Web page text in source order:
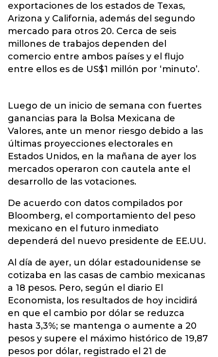
exportaciones de los estados de Texas,
Arizona y California, además del segundo
mercado para otros 20. Cerca de seis
millones de trabajos dependen del
comercio entre ambos países y el flujo
entre ellos es de US$1 millón por ‘minuto’.
Luego de un inicio de semana con fuertes
ganancias para la Bolsa Mexicana de
Valores, ante un menor riesgo debido a las
últimas proyecciones electorales en
Estados Unidos, en la mañana de ayer los
mercados operaron con cautela ante el
desarrollo de las votaciones.
De acuerdo con datos compilados por
Bloomberg, el comportamiento del peso
mexicano en el futuro inmediato
dependerá del nuevo presidente de EE.UU.
Al día de ayer, un dólar estadounidense se
cotizaba en las casas de cambio mexicanas
a 18 pesos. Pero, según el diario El
Economista, los resultados de hoy incidirá
en que el cambio por dólar se reduzca
hasta 3,3%; se mantenga o aumente a 20
pesos y supere el máximo histórico de 19,87
pesos por dólar, registrado el 21 de